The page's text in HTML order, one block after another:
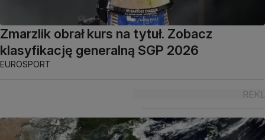
Zmarzlik obrał kurs na tytuł. Zobacz
klasyfikację generalną SGP 2026
EUROSPORT